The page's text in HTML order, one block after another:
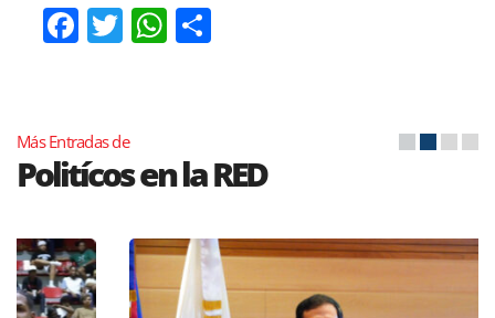
Facebook
TwitterWhatsApp
Más Entradas de
Politícos en la RED